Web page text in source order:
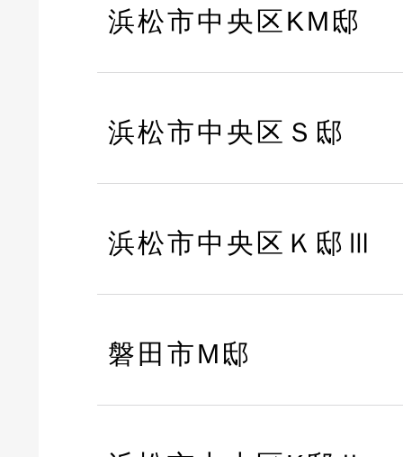
浜松市中央区KM邸
浜松市中央区Ｓ邸
浜松市中央区Ｋ邸Ⅲ
磐田市M邸